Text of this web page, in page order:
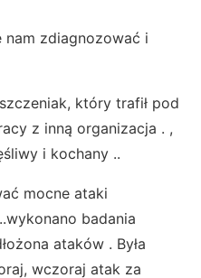
nam zdiagnozować i
który trafił pod
z inną organizacja . ,
i kochany ..
mocne ataki
badania
ataków . Była
wczoraj atak za